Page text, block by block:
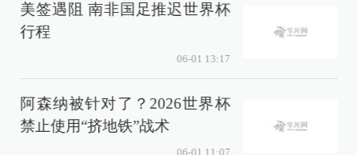
美签遇阻 南非国足推迟世界杯
行程
06-01 13:17
阿森纳被针对了？2026世界杯
禁止使用“挤地铁”战术
06-01 11:07